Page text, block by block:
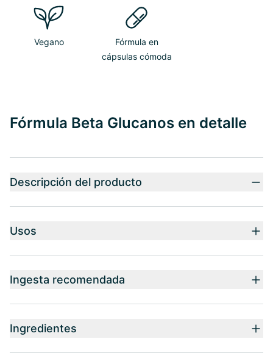
Vegano
Fórmula en
cápsulas cómoda
Fórmula Beta Glucanos en detalle
Descripción del producto
Usos
Ingesta recomendada
Ingredientes